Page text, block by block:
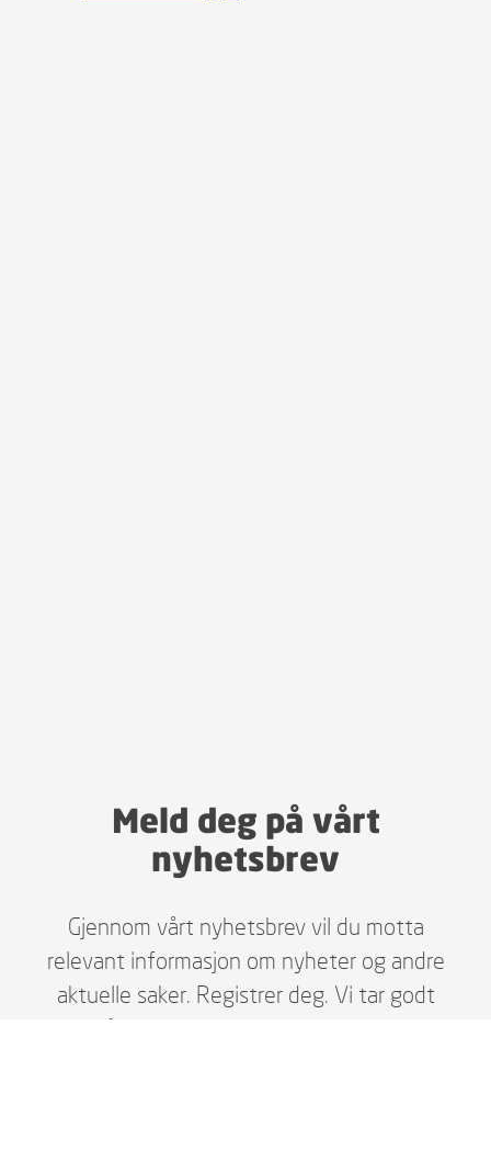
Meld deg på vårt
nyhetsbrev
Gjennom vårt nyhetsbrev vil du motta
relevant informasjon om nyheter og andre
aktuelle saker. Registrer deg. Vi tar godt
vare på dine personopplysninger i henhold